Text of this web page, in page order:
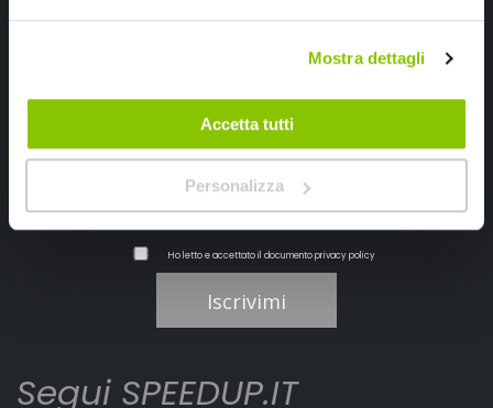
Mostra dettagli
Accetta tutti
Personalizza
Ho letto e accettato il documentoprivacy policy
Iscrivimi
Segui SPEEDUP.IT